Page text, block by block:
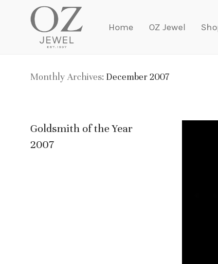
Home OZ Jewel
Monthly Archives: December 2007
Goldsmith of the Year
2007